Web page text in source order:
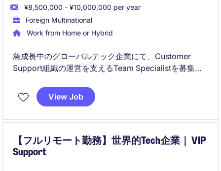
¥8,500,000 - ¥10,000,000 per year
Foreign Multinational
Work from Home or Hybrid
急成長中のグローバルテック企業にて、Customer
Support組織の運営を支えるTeam Specialistを募集し
チーム支援などを通じて、顧客体験向上と組織パフォ
ーマンス最大化を推進いただきます。
View Job
【フルリモート勤務】世界的Tech企業｜ VIP
Support